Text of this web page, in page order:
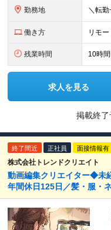
勤務地
働き方 リモ
残業時間 10時
求人を見る
掲載終了
終了間近 正社員 面接情報有
株式会社トレンドクリエイト
動画編集クリエイター◆未
年間休日125日／髪・服・